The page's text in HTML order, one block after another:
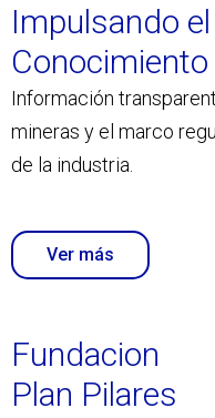
Impulsando el
Conocimiento
Información
mineras y el marco
de la industria.
Ver más
Fundacion
Plan Pilares